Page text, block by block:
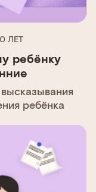
ЛЕТ
ребёнку
ребёнка